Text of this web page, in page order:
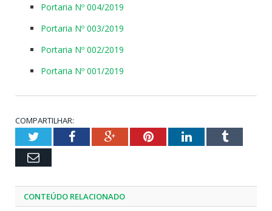
Portaria Nº 004/2019
Portaria Nº 003/2019
Portaria Nº 002/2019
Portaria Nº 001/2019
COMPARTILHAR:
TwitterFacebookGoogle+PinterestLinkedInTumblr
Email
CONTEÚDO RELACIONADO